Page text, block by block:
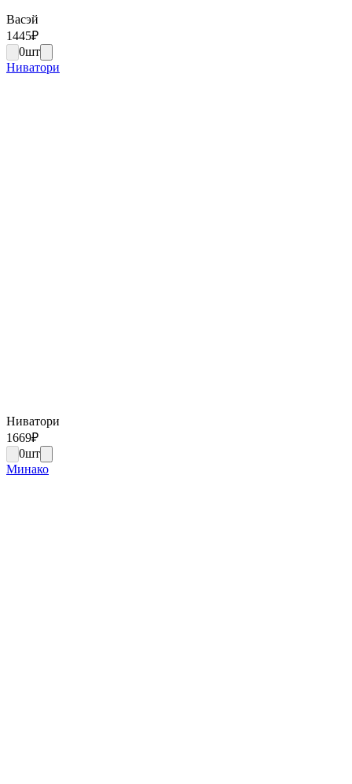
Васэй
1445₽
0шт
Ниватори
Ниватори
1669₽
0шт
Минако